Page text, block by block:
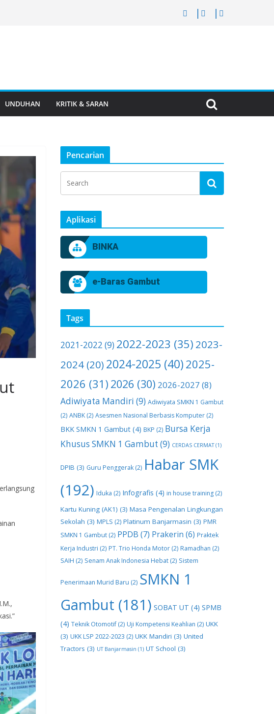
UNDUHAN KRITIK & SARAN
Pencarian
Aplikasi
BINKA
e-Baras Gambut
Tags
2021-2022 (9) 2022-2023 (35) 2023-
2024 (20) 2024-2025 (40) 2025-
2026 (31) 2026 (30) 2026-2027 (8)
Adiwiyata Mandiri (9) Adiwiyata SMKN 1 Gambut
(2) ANBK (2) Asesmen Nasional Berbasis Komputer (2)
BKK SMKN 1 Gambut (4) BKP (2) Bursa Kerja
Khusus SMKN 1 Gambut (9) CERDAS CERMAT(1)
DPIB (3) Guru Penggerak (2) Habar SMK
(192) Iduka (2) Infografis (4) in house training (2)
Kartu Kuning (AK1) (3) Masa Pengenalan Lingkungan
Sekolah (3) MPLS (2) Platinum Banjarmasin (3) PMR
SMKN 1 Gambut (2) PPDB (7) Prakerin (6) Praktek
Kerja Industri (2) PT. Trio Honda Motor (2) Ramadhan (2)
SAIH (2) Senam Anak Indonesia Hebat (2) Sistem
Penerimaan Murid Baru (2) SMKN 1
Gambut (181) SOBAT UT (4) SPMB
(4) Teknik Otomotif(2) Uji Kompetensi Keahlian (2) UKK
(3) UKK LSP 2022-2023 (2) UKK Mandiri (3) United
Tractors (3) UT Banjarmasin (1) UT School (3)